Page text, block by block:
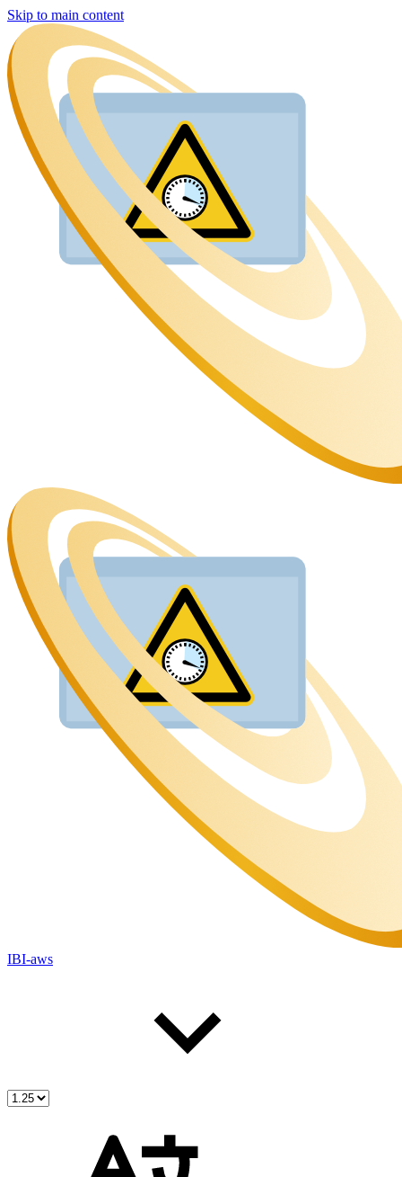
Skip to main content
IBI-aws